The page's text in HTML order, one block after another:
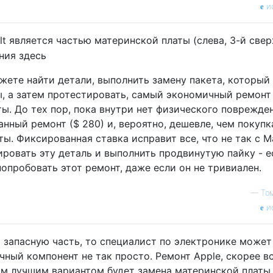
является частью материнской платы (слева, 3-й
найти детали, выполнить замену пакета, который
а затем протестировать, самый экономичный
До тех пор, пока внутри нет физического
ремонт ($ 280) и, вероятно, дешевле, чем
Фиксированная ставка исправит все, что не так с
эту деталь и выполнить продвинутую пайку -
этот ремонт, даже если он не тривиален.
—
часть, то специалист по электронике может
компонент не так просто. Ремонт Apple, скорее